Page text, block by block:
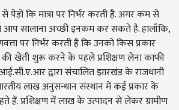
कि मात्रा पर निर्भर करती है. अगर कम से
सालाना अच्छी इनकम कर सकते है. हालाँकि,
पर निर्भर करती है कि उनको किस प्रकार
की खेती शुरू करने के पहले प्रशिक्षण लेना काफी
द्वारा संचालित झारखंड के राजधानी
लाख अनुसन्धान संस्थान में कई प्रकार के
हैं. प्रशिक्षण में लाख के उत्पादन से लेकर ग्रामीण